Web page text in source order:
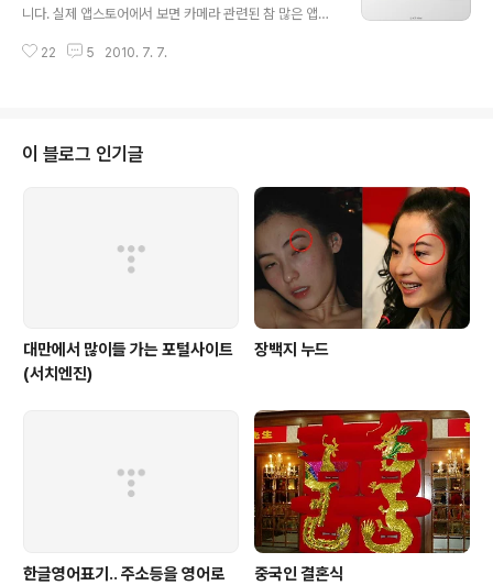
계속 가지고 있습니다. 그래서 이웃을 추가할때 요즘은 더
의 관리가 필요한 것 같습니다. 포스퀘어와 다른 아임IN의
니다. 실제 앱스토어에서 보면 카메라 관련된 참 많은 앱들
4배까지 확대 기능이 내장 되어 있습니다. 하지만 아직까
~ 지금 현재 앱스토어에 무료 1위 앱으로 등극한 국산 푸딩
카메라가 나왔더군요. 무료 앱인데도 유료앱보다 더 많은
기능과 편리한 기능들이 탑재되어 있습니다. 7가지의 사진
촬영 기능 및 7가지 필름효과 모드~ 여기서 그치는것 아니
라, SNS 연동까지 되고 있어 편리하게 사용할 수 있는 카
메라 앱이 아닌가 ..
22 5 2010. 7. 7.
이 블로그 인기글
대만에서 많이들 가는 포털사이트
(서치엔진)
장백지 누드
한글영어표기.. 주소등을 영어로
중국인 결혼식